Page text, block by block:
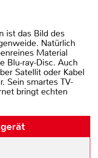
ist das Bild des
Natürlich
Material
Blu-ray-Disc. Auch
Satellit oder Kabel
Sein smartes TV-
bringt echten